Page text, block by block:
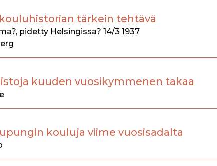
tärkein tehtävä
pidetty Helsingissa? 14/3 1937
kuuden vuosikymmenen takaa
kouluja viime vuosisadalta